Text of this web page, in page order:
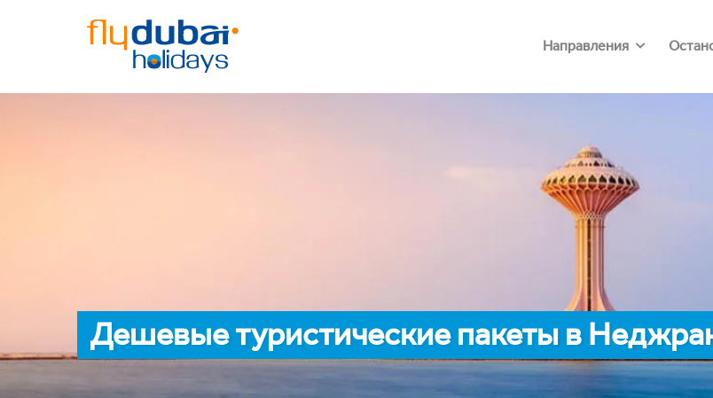
Направления
Дешевые туристические пакеты в